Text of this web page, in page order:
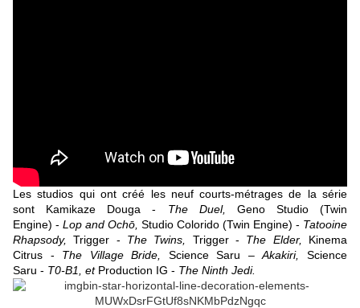
Les studios qui ont créé les neuf courts-métrages de la série
sont Kamikaze Douga - The Duel, Geno Studio (Twin
Engine) - Lop and Ochō, Studio Colorido (Twin Engine) - Tatooine
Rhapsody,Trigger - The Twins, Trigger - The Elder, Kinema
Citrus - The Village Bride, Science Saru –Akakiri,Science
Saru - T0-B1, et Production IG - The Ninth Jedi.